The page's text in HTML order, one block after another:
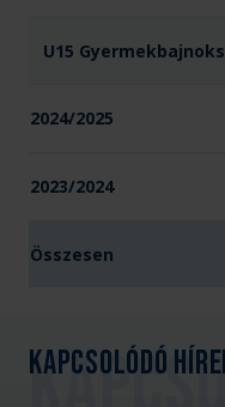
U15
2024/2025
2023/2024
Összesen
Kapcsolódó